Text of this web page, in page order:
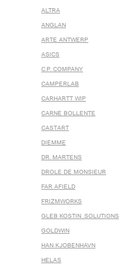
ALTRA
ANGLAN
ARTE ANTWERP
ASICS
C.P. COMPANY
CAMPERLAB
CARHARTT WIP
CARNE BOLLENTE
CASTART
DIEMME
DR. MARTENS
DROLE DE MONSIEUR
FAR AFIELD
FRIZMWORKS
GLEB KOSTIN .SOLUTIONS
GOLDWIN
HAN KJOBENHAVN
HELAS